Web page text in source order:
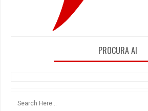
PROCURA AI